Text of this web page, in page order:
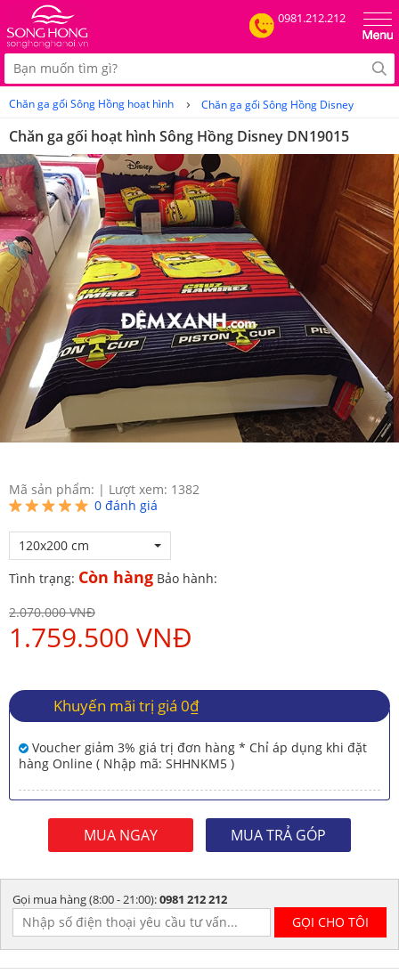
0981.212.212
Chăn ga gối Sông Hồng hoạt hình › Chăn ga gối Sông Hồng Disney
Chăn ga gối hoạt hình Sông Hồng Disney DN19015
Mã sản phẩm: | Lượt xem: 1382
0 đánh giá
120x200 cm
Tình trạng: Còn hàng Bảo hành:
2.070.000 VNĐ
1.759.500 VNĐ
Khuyến mãi trị giá 0₫
Voucher giảm 3% giá trị đơn hàng * Chỉ áp dụng khi đặt
hàng Online ( Nhập mã: SHHNKM5 )
MUA NGAY MUA TRẢ GÓP
Gọi mua hàng (8:00 - 21:00):0981 212 212